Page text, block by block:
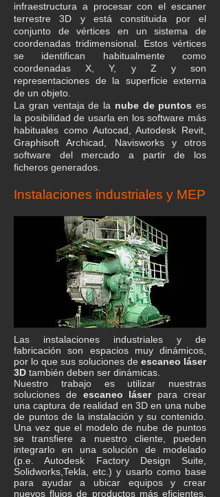
infraestructura a procesar con el escaner
terrestre 3D y está constituida por el
conjunto de vértices en un sistema de
coordenadas tridimensional. Estos vértices
se identifican habitualmente como
coordenadas X, Y, y Z y son
representaciones de la superficie externa
de un objeto.
​La gran ventaja de la nube de puntos es
la posibilidad de usarla en los software más
habituales como Autocad, Autodesk Revit,
Graphisoft Archicad, Navisworks y otros
software del mercado a partir de los
ficheros generados.
Instalaciones industriales y MEP
Las instalaciones industriales y de
fabricación son espacios muy dinámicos,
por lo que sus soluciones de escaneo láser
3D también deben ser dinámicas.
Nuestro trabajo es utilizar nuestras
soluciones de escaneo láser para crear
una captura de realidad en 3D en una nube
de puntos de la instalación y su contenido.
Una vez que el modelo de nube de puntos
se transfiere a nuestro cliente, pueden
integrarlo en una solución de modelado
(p.e. Autodesk Factory Design Suite,
Solidworks,Tekla, etc.) y usarlo como base
para ayudar a ubicar equipos y crear
nuevos flujos de productos más eficientes.